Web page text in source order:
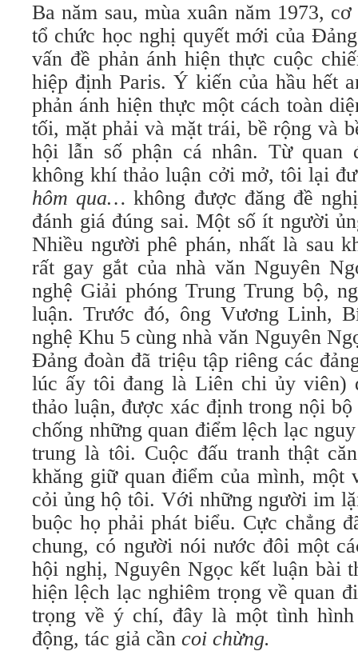
Ba năm sau, mùa xuân năm 1973,
tổ chức học nghị quyết mới của
vấn đề phản ánh hiện thực cuộc
hiệp định Paris. Ý kiến của hầu hết
phản ánh hiện thực một cách toàn
tối, mặt phải và mặt trái, bề rộng và
hội lẫn số phận cá nhân. Từ quan
không khí thảo luận cởi mở, tôi lại
hôm qua…không được đăng đề
đánh giá đúng sai. Một số ít người
Nhiều người phê phán, nhất là sau
rất gay gắt của nhà văn Nguyên
nghệ Giải phóng Trung Trung bộ,
luận. Trước đó, ông Vương Linh,
nghệ Khu 5 cùng nhà văn Nguyên
Đảng đoàn đã triệu tập riêng các
lúc ấy tôi đang là Liên chi ủy viên)
thảo luận, được xác định trong nội
chống những quan điểm lệch lạc
trung là tôi. Cuộc đấu tranh thật
khăng giữ quan điểm của mình, một
cỏi ủng hộ tôi. Với những người im
buộc họ phải phát biểu. Cực chẳng
chung, có người nói nước đôi một
hội nghị, Nguyên Ngọc kết luận bài
hiện lệch lạc nghiêm trọng về quan
trọng về ý chí, đây là một tình hình
động, tác giả cần coi chừng.